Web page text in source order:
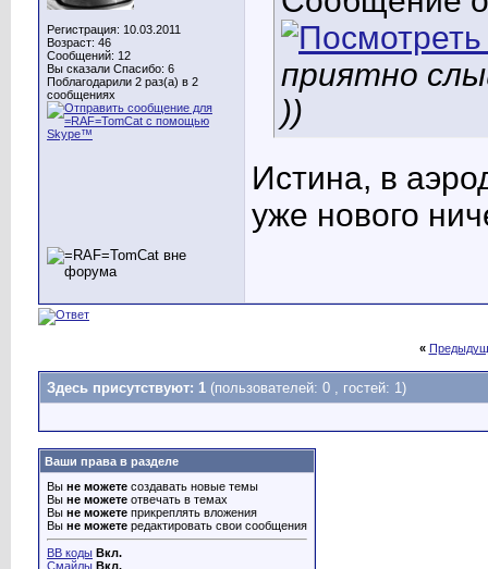
Регистрация: 10.03.2011
Возраст: 46
Сообщений: 12
Вы сказали Спасибо: 6
Поблагодарили 2 раз(а) в 2
сообщениях
приятно
))
Истина, в
уже нового
«
Здесь присутствуют: 1 (пользователей: 0 , гостей: 1)
Ваши права в разделе
Вы не можете создавать новые темы
Вы не можете отвечать в темах
Вы не можете прикреплять вложения
Вы не можете редактировать свои сообщения
BB коды Вкл.
Смайлы Вкл.